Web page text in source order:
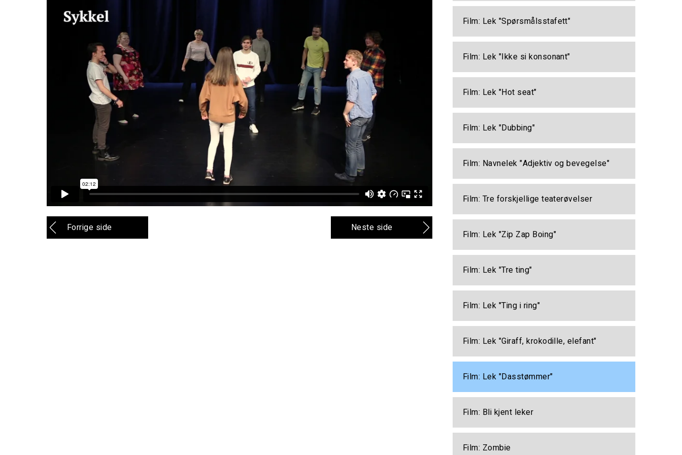
Forrige side Neste side
Film: Lek "Spørsmålsstafett"
Film: Lek "Ikke si konsonant"
Film: Lek "Hot seat"
Film: Lek "Dubbing"
Film: Navnelek "Adjektiv og bevegelse"
Film: Tre forskjellige teaterøvelser
Film: Lek "Zip Zap Boing"
Film: Lek "Tre ting"
Film: Lek "Ting i ring"
Film: Lek "Giraff, krokodille, elefant"
Film: Lek "Dasstømmer"
Film: Bli kjent leker
Film: Zombie